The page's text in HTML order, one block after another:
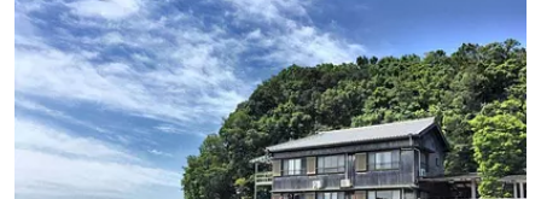
問い合わせください。